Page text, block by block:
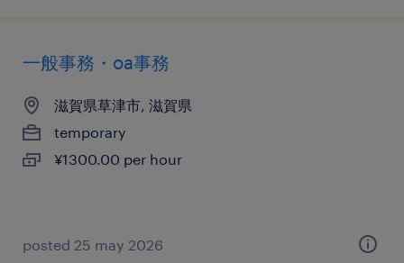
一般事務・oa事務
滋賀県草津市, 滋賀県
temporary
¥1300.00 per hour
posted 25 may 2026